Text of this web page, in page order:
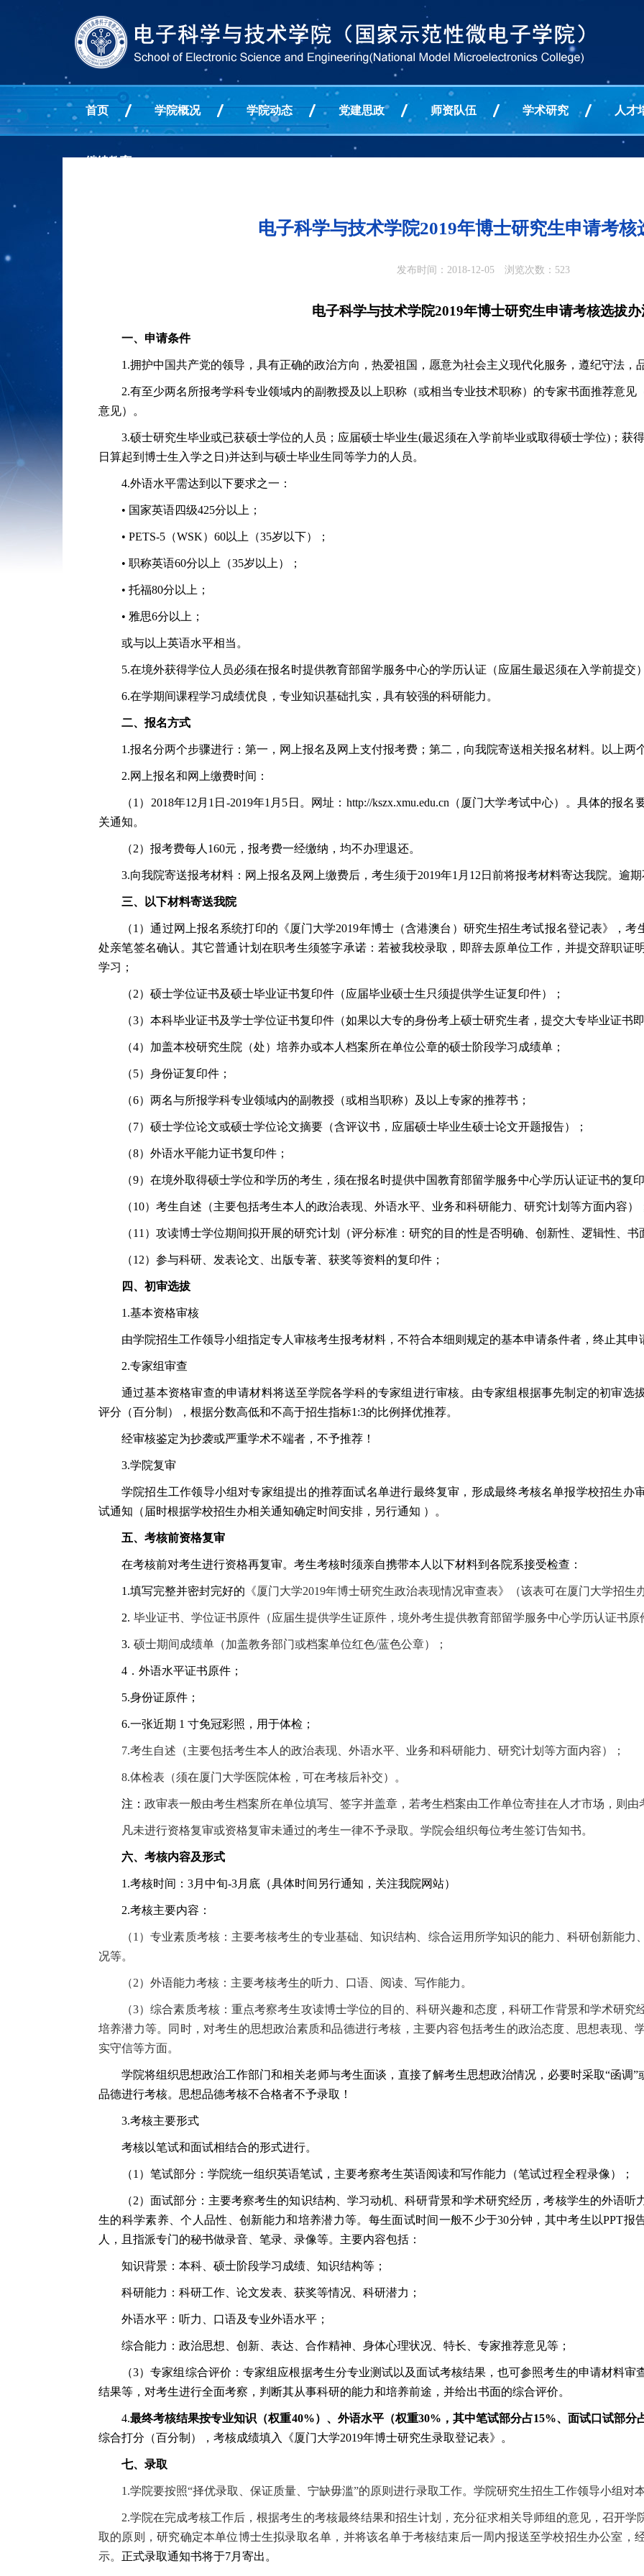
首页 学院概况 学院动态 党建思政 师资队伍 学术研究 人才
继续教育
电子科学与技术学院2019年博士研究生申请考核
发布时间：2018-12-05 浏览次数： 523
电子科学与技术学院2019年博士研究生申请考核选拔办
一、申请条件
1.拥护中国共产党的领导，具有正确的政治方向，热爱祖国，愿意为社会主义现代化服务，遵纪守法，
2.有至少两名所报考学科专业领域内的副教授及以上职称（或相当专业技术职称）的专家书面推荐意
意见）。
3.硕士研究生毕业或已获硕士学位的人员；应届硕士毕业生(最迟须在入学前毕业或取得硕士学位)；获
日算起到博士生入学之日 )并达到与硕士毕业生同等学力的人员。
4.外语水平需达到以下要求之一：
• 国家英语四级425分以上；
• PETS-5 （WSK） 60以上（35岁以下）；
• 职称英语60分以上（35岁以上）；
• 托福80分以上；
• 雅思6分以上；
或与以上英语水平相当。
5.在境外获得学位人员必须在报名时提供教育部留学服务中心的学历认证（应届生最迟须在入学前提交）
6.在学期间课程学习成绩优良，专业知识基础扎实，具有较强的科研能力。
二、报名方式
1.报名分两个步骤进行：第一，网上报名及网上支付报考费；第二，向我院寄送相关报名材料。以上两
2.网上报名和网上缴费时间：
（1 ） 2018年12 月 1 日 -2019年1 月 5 日。网址： http://kszx.xmu.edu.cn （厦门大学考试中心）。具体的报
关通知。
（2）报考费每人 160元，报考费一经缴纳，均不办理退还。
3.向我院寄送报考材料：网上报名及网上缴费后，考生须于2019年1 月 12 日前将报考材料寄达我院。逾期
三、以下材料寄送我院
（1 ）通过网上报名系统打印的《厦门大学2019年博士（含港澳台）研究生招生考试报名登记表》，考
处亲笔签名确认。其它普通计划在职考生须签字承诺：若被我校录取，即辞去原单位工作，并提交辞职证
学习；
（2） 硕士学位证书及硕士毕业证书复印件（应届毕业硕士生只须提供学生证复印件） ；
（3） 本科毕业证书及学士学位证书复印件（如果以大专的身份考上硕士研究生者，提交大专毕业证书即
（4） 加盖本校研究生院（处）培养办或本人档案所在单位公章的硕士阶段学习成绩单；
（5）身份证复印件；
（6）两名与所报学科专业领域内的副教授（或相当职称）及以上专家的推荐书；
（7） 硕士学位论文或硕士学位论文摘要（含评议书，应届硕士毕业生硕士论文开题报告）；
（8）外语水平能力证书复印件；
（9）在境外取得硕士学位和学历的考生，须在报名时提供中国教育部留学服务中心学历认证证书的复印
（10）考生自述（主要包括考生本人的政治表现、外语水平、业务和科研能力、研究计划等方面内容）
（11 ）攻读博士学位期间拟开展的研究计划（评分标准：研究的目的性是否明确、创新性、逻辑性、书
（12）参与科研、发表论文、出版专著、获奖等资料的复印件；
四、初审选拔
1.基本资格审核
由学院招生工作领导小组指定专人审核考生报考材料，不符合本细则规定的基本申请条件者，终止其申
2.专家组审查
通过基本资格审查的申请材料将送至学院各学科的专家组进行审核。由专家组根据事先制定的初审选
评分（百分制），根据分数高低和不高于招生指标1:3的比例择优推荐。
经审核鉴定为抄袭或严重学术不端者，不予推荐！
3.学院复审
学院招生工作领导小组对专家组提出的推荐面试名单进行最终复审，形成最终考核名单报学校招生办
试通知（届时根据学校招生办相关通知确定时间安排，另行通知 ）。
五、考核前资格复审
在考核前对考生进行资格再复审。考生考核时须亲自携带本人以下材料到各院系接受检查：
1.填写完整并密封完好的 《厦门大学2019年博士研究生政治表现情况审查表》（该表可在厦门大学招生
2. 毕业证书、学位证书原件（应届生提供学生证原件，境外考生提供教育部留学服务中心学历认证书原
3. 硕士期间成绩单（加盖教务部门或档案单位红色/蓝色公章）；
4 ．外语水平证书原件；
5.身份证原件；
6.一张近期 1 寸免冠彩照，用于体检；
7.考生自述（主要包括考生本人的政治表现、外语水平、业务和科研能力、研究计划等方面内容）；
8.体检表（须在厦门大学医院体检，可在考核后补交）。
注： 政审表一般由考生档案所在单位填写、签字并盖章，若考生档案由工作单位寄挂在人才市场，则由
凡未进行资格复审或资格复审未通过的考生一律不予录取。学院会组织每位考生签订告知书。
六、考核内容及形式
1.考核时间： 3月中旬-3月底（具体时间另行通知，关注我院网站）
2.考核主要内容：
（1 ）专业素质考核：主要考核考生的专业基础、知识结构、综合运用所学知识的能力、科研创新能
况等。
（2）外语能力考核：主要考核考生的听力、口语、阅读、写作能力。
（3）综合素质考核：重点考察考生攻读博士学位的目的、科研兴趣和态度，科研工作背景和学术研究
培养潜力等。同时，对考生的思想政治素质和品德进行考核，主要内容包括考生的政治态度、思想表现、
实守信等方面。
学院将组织思想政治工作部门和相关老师与考生面谈，直接了解考生思想政治情况，必要时采取“函调
品德进行考核。思想品德考核不合格者不予录取！
3.考核主要形式
考核以笔试和面试相结合的形式进行。
（1 ）笔试部分：学院统一组织英语笔试，主要考察考生英语阅读和写作能力（笔试过程全程录像）；
（2）面试部分：主要考察考生的知识结构、学习动机、科研背景和学术研究经历，考核学生的外语
生的科学素养、个人品性、创新能力和培养潜力等。每生面试时间一般不少于30分钟，其中考生以PPT报
人，且指派专门的秘书做录音、笔录、录像等。主要内容包括：
知识背景：本科、硕士阶段学习成绩、知识结构等；
科研能力：科研工作、论文发表、获奖等情况、科研潜力；
外语水平：听力、口语及专业外语水平；
综合能力：政治思想、创新、表达、合作精神、身体心理状况、特长、专家推荐意见等；
（3）专家组综合评价：专家组应根据考生分专业测试以及面试考核结果，也可参照考生的申请材料
结果等，对考生进行全面考察，判断其从事科研的能力和培养前途，并给出书面的综合评价。
4.最终考核结果按专业知识（权重40%）、外语水平（权重30% ，其中笔试部分占15%、面试口试部分
综合打分（百分制），考核成绩填入《厦门大学2019年博士研究生录取登记表》。
七、录取
1.学院要按照“择优录取、保证质量、宁缺毋滥”的原则进行录取工作。学院研究生招生工作领导小组对
2.学院在完成考核工作后，根据考生的考核最终结果和招生计划，充分征求相关导师组的意见，召开
取的原则，研究确定本单位博士生拟录取名单，并将该名单于考核结束后一周内报送至学校招生办公室，
示。 正式录取通知书将于7月寄出。